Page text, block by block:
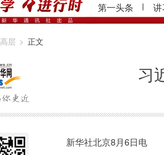
第一头条
高层 > 正文
习
新华社北京8月6日电